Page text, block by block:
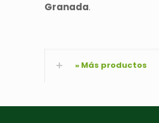
Granada.
» Más productos